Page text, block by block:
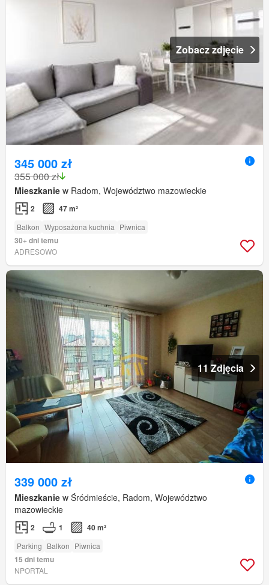
Zobacz zdjęcie
345 000 zł
355 000 zł
Mieszkanie w Radom, Województwo mazowieckie
2 47 m²
Balkon Wyposażona kuchnia Piwnica
30+ dni temu
ADRESOWO
11 Zdjęcia
339 000 zł
Mieszkanie w Śródmieście, Radom, Województwo
mazowieckie
2 1 40 m²
Parking Balkon Piwnica
15 dni temu
NPORTAL